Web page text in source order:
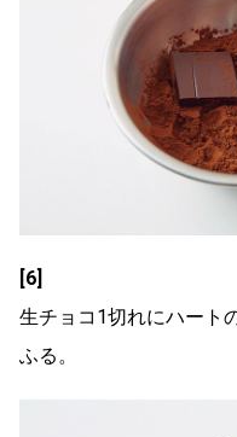
[6]
生チョコ1切れにハート
ふる。